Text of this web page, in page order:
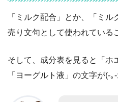
「ミルク配合」とか、「ミ
売り文句として使われている
そして、成分表を見ると「ホ
「ヨーグルト液」の文字が(-｡-;